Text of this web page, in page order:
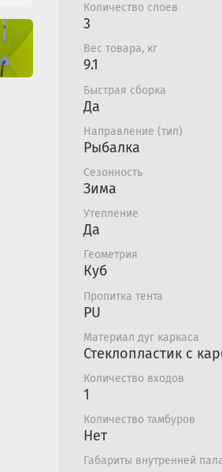
Материалы и
Тент сделан из
имеющей
мм.в.ст.;
Яркий цвет тента
к палатке, если
расстояние;
Каркас 9 мм
обеспечивает
Удобства
льду;
Изнутри палатка
обработанного
подложки Таффета
предотвращает
Удобство
Основная
выгнутые
рыболова;
Ветрозащитная
модель, отлично
Количество слоев
3
Вес товара, кг
9.1
Быстрая сборка
Да
Направление (тип)
Рыбалка
Сезонность
Зима
Утепление
Да
Геометрия
Куб
Пропитка тента
PU
Материал дуг каркаса
Стеклопластик с
Количество входов
1
Количество тамбуров
Нет
Габариты внутренней